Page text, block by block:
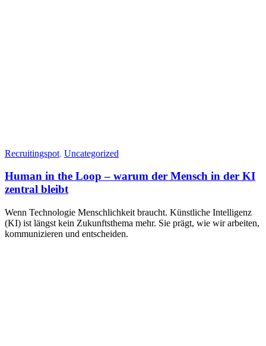
Recruitingspot, Uncategorized
Human in the Loop – warum der Mensch in der KI
zentral bleibt
Wenn Technologie Menschlichkeit braucht. Künstliche Intelligenz
(KI) ist längst kein Zukunftsthema mehr. Sie prägt, wie wir arbeiten,
kommunizieren und entscheiden.